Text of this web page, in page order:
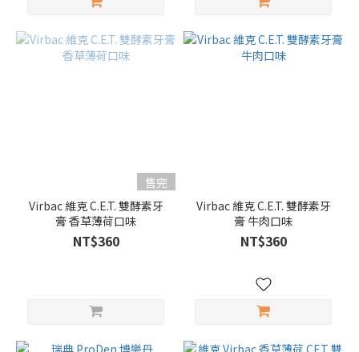
售完
Virbac 維克 C.E.T. 雙酵素牙
膏 香草薄荷口味
NT$360
Virbac 維克 C.E.T. 雙酵素牙
膏 牛肉口味
NT$360